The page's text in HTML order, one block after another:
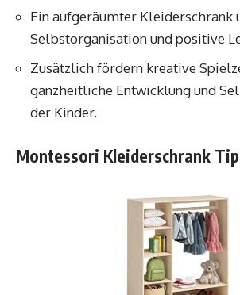
Ein aufgeräumter Kleiderschrank
Selbstorganisation und positive
Zusätzlich fördern kreative
ganzheitliche Entwicklung und
der Kinder.
Montessori Kleiderschrank